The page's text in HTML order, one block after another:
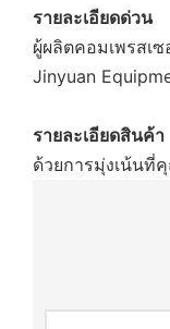
รายละเอียดด่วน
ผู้ผลิตคอมเพรสเ
Jinyuan
รายละเอียดสินค้า
ด้วยการมุ่งเน้นที่